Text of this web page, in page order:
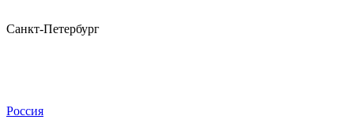
Санкт-Петербург
Россия